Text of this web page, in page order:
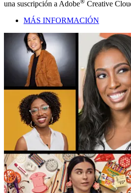
una suscripción a Adobe
Creative
MÁS INFORMACIÓN